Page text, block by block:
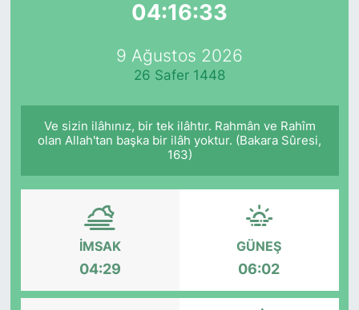
04:16:33
9 Ağustos 2026
26 Safer 1448
Ve sizin ilâhınız, bir tek ilâhtır. Rahmân ve Rahîm
olan Allah'tan başka bir ilâh yoktur. (Bakara Sûresi,
163)
İMSAK
04:29
GÜNEŞ
06:02
Spor
ŞİRKET HABERLERİ
SAVUNMA SANAYİ
FUAR HABERLERİ
FUAR TAKVİMİ
Amerika Fuarları
FUAR RAPORU